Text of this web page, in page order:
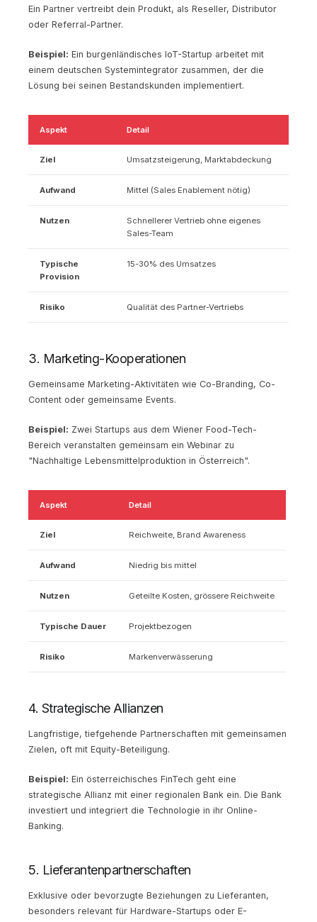
Ein Partner vertreibt dein Produkt, als Reseller, Distributor
oder Referral-Partner.
Beispiel: Ein burgenländisches IoT-Startup arbeitet mit
einem deutschen Systemintegrator zusammen, der die
Lösung bei seinen Bestandskunden implementiert.
Aspekt Detail
Ziel Umsatzsteigerung, Marktabdeckung
Aufwand Mittel (Sales Enablement nötig)
Nutzen
Schnellerer Vertrieb ohne eigenes
Sales-Team
Typische
Provision
15-30% des Umsatzes
Risiko Qualität des Partner-Vertriebs
3. Marketing-Kooperationen
Gemeinsame Marketing-Aktivitäten wie Co-Branding, Co-
Content oder gemeinsame Events.
Beispiel: Zwei Startups aus dem Wiener Food-Tech-
Bereich veranstalten gemeinsam ein Webinar zu
"Nachhaltige Lebensmittelproduktion in Österreich".
Aspekt Detail
Ziel Reichweite, Brand Awareness
Aufwand Niedrig bis mittel
Nutzen Geteilte Kosten, grössere Reichweite
Typische Dauer Projektbezogen
Risiko Markenverwässerung
4. Strategische Allianzen
Langfristige, tiefgehende Partnerschaften mit gemeinsamen
Zielen, oft mit Equity-Beteiligung.
Beispiel: Ein österreichisches FinTech geht eine
strategische Allianz mit einer regionalen Bank ein. Die Bank
investiert und integriert die Technologie in ihr Online-
Banking.
5. Lieferantenpartnerschaften
Exklusive oder bevorzugte Beziehungen zu Lieferanten,
besonders relevant für Hardware-Startups oder E-